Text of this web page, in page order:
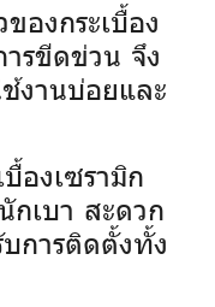
องกระเบื้อง
รขีดข่วน จึง
งานบ่อยและ
องเซรามิก
กเบา สะดวก
การติดตั้งทั้ง